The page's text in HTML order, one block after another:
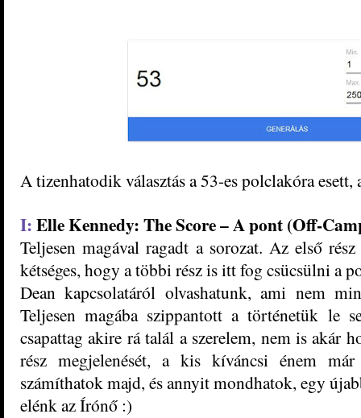
A tizenhatodik választás a 53-es polclakóra
I:Elle Kennedy: The ​Score – A pont (Off-
Teljesen magával ragadt a sorozat. Az első
kétséges, hogy a többi rész is itt fog csücsülni a
Dean kapcsolatáról olvashatunk, ami nem
Teljesen magába szippantott a történetük le
csapattag akire rá talál a szerelem, nem is akár
rész megjelenését, a kis kíváncsi énem
számíthatok majd, és annyit mondhatok, egy
elénk az Írónő :)